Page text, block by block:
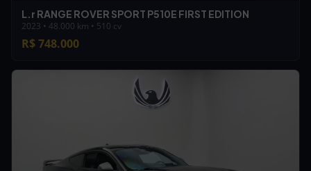
L.r RANGE ROVER SPORT P510E FIRST EDITION
2023 • 48.000 km • 510 cv
R$ 748.000